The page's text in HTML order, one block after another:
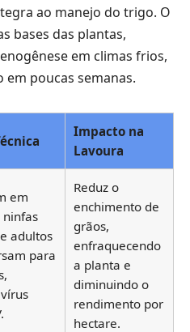
ao manejo do trigo. O
bases das plantas,
em climas frios,
em poucas semanas.
Impacto na
Lavoura
em
ninfas
adultos
para
Reduz o
enchimento de
grãos,
enfraquecendo
a planta e
diminuindo o
rendimento por
hectare.